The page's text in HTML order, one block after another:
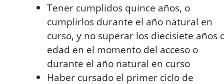
Tener cumplidos quince años, o
cumplirlos durante el año natural en
curso, y no superar los diecisiete años
edad en el momento del acceso o
durante el año natural en curso
Haber cursado el primer ciclo de